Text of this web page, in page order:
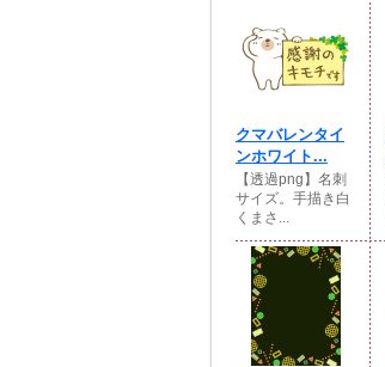
クマバレンタイ
ンホワイト...
【透過png】名刺
サイズ。手描き白
くまさ...